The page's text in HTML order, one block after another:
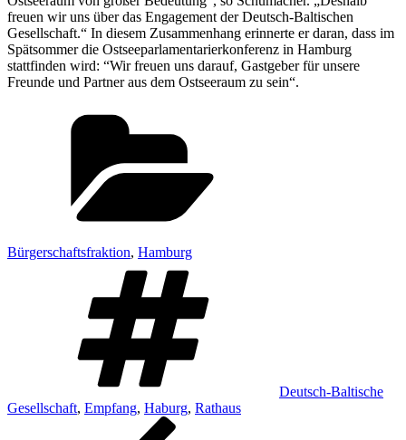
freuen wir uns über das Engagement der Deutsch-Baltischen
Gesellschaft.“ In diesem Zusammenhang erinnerte er daran, dass im
Spätsommer die Ostseeparlamentarierkonferenz in Hamburg
stattfinden wird: “Wir freuen uns darauf, Gastgeber für unsere
Freunde und Partner aus dem Ostseeraum zu sein“.
Bürgerschaftsfraktion, Hamburg
Deutsch-Baltische
Gesellschaft, Empfang, Haburg, Rathaus
Beitragsnavigation